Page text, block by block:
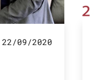
22/09/2020